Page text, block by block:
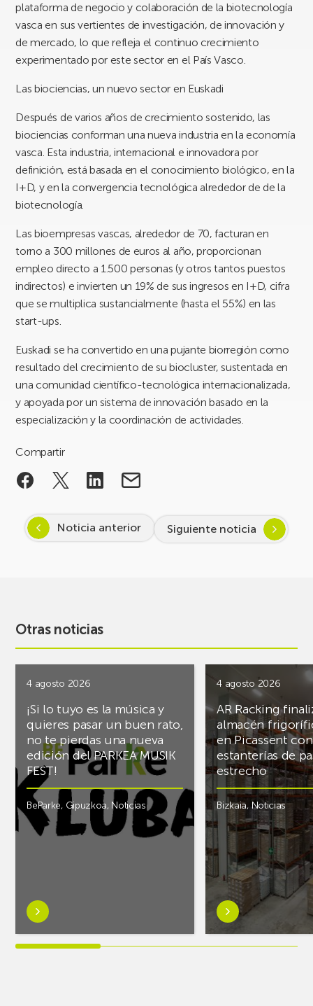
plataforma de negocio y colaboración de la biotecnología
vasca en sus vertientes de investigación, de innovación y
de mercado, lo que refleja el continuo crecimiento
experimentado por este sector en el País Vasco.
Las biociencias, un nuevo sector en Euskadi
Después de varios años de crecimiento sostenido, las
biociencias conforman una nueva industria en la economía
vasca. Esta industria, internacional e innovadora por
definición, está basada en el conocimiento biológico, en la
I+D, y en la convergencia tecnológica alrededor de de la
biotecnología.
Las bioempresas vascas, alrededor de 70, facturan en
torno a 300 millones de euros al año, proporcionan
empleo directo a 1.500 personas (y otros tantos puestos
indirectos) e invierten un 19% de sus ingresos en I+D, cifra
que se multiplica sustancialmente (hasta el 55%) en las
start-ups.
Euskadi se ha convertido en una pujante biorregión como
resultado del crecimiento de su biocluster, sustentada en
una comunidad científico-tecnológica internacionalizada,
y apoyada por un sistema de innovación basado en la
especialización y la coordinación de actividades.
Compartir
Noticia anterior Siguiente noticia
Otras noticias
4 agosto 2026
¡Si lo tuyo es la música y
quieres pasar un buen rato,
no te pierdas una nueva
edición del PARKEA MUSIK
FEST!
BeParke, Gipuzkoa, Noticias
Saber
más
sobre¡Si
4 agosto 2026
AR Racking
almacén
en Picassent con
estanterías de
estrecho
Bizkaia,Noticias
Saber
más